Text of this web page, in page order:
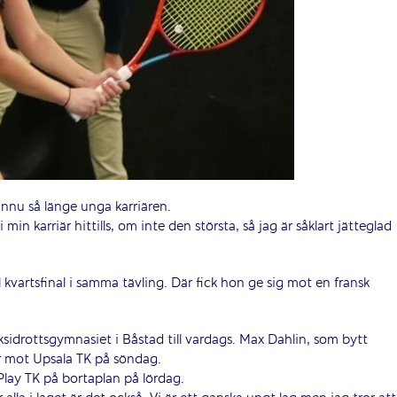
så länge unga karriären.
karriär hittills, om inte den största, så jag är såklart jätteglad
i samma tävling. Där fick hon ge sig mot en fransk
i Båstad till vardags. Max Dahlin, som bytt
Upsala TK på söndag.
TK på bortaplan på lördag.